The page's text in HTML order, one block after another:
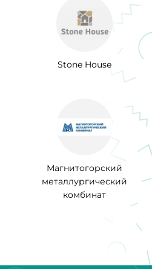
Stone House
Магнитогорский
металлургический
комбинат